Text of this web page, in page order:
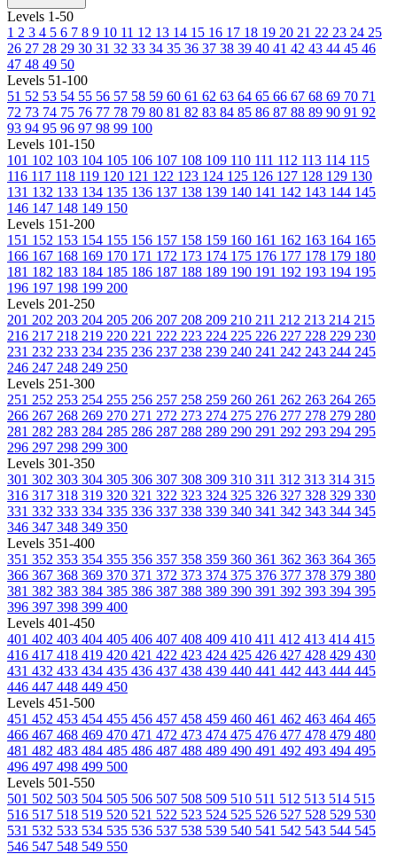
Levels 1-50
1 2 3 4 5 6 7 8 9 10 11 12 13 14 15 16 17 18 19 20 21 22 23 24 25
26 27 28 29 30 31 32 33 34 35 36 37 38 39 40 41 42 43 44 45 46
47 48 49 50
Levels 51-100
51 52 53 54 55 56 57 58 59 60 61 62 63 64 65 66 67 68 69 70 71
72 73 74 75 76 77 78 79 80 81 82 83 84 85 86 87 88 89 90 91 92
93 94 95 96 97 98 99 100
Levels 101-150
101 102 103 104 105 106 107 108 109 110 111 112 113 114 115
116 117 118 119 120 121 122 123 124 125 126 127 128 129 130
131 132 133 134 135 136 137 138 139 140 141 142 143 144 145
146 147 148 149 150
Levels 151-200
151 152 153 154 155 156 157 158 159 160 161 162 163 164 165
166 167 168 169 170 171 172 173 174 175 176 177 178 179 180
181 182 183 184 185 186 187 188 189 190 191 192 193 194 195
196 197 198 199 200
Levels 201-250
201 202 203 204 205 206 207 208 209 210 211 212 213 214 215
216 217 218 219 220 221 222 223 224 225 226 227 228 229 230
231 232 233 234 235 236 237 238 239 240 241 242 243 244 245
246 247 248 249 250
Levels 251-300
251 252 253 254 255 256 257 258 259 260 261 262 263 264 265
266 267 268 269 270 271 272 273 274 275 276 277 278 279 280
281 282 283 284 285 286 287 288 289 290 291 292 293 294 295
296 297 298 299 300
Levels 301-350
301 302 303 304 305 306 307 308 309 310 311 312 313 314 315
316 317 318 319 320 321 322 323 324 325 326 327 328 329 330
331 332 333 334 335 336 337 338 339 340 341 342 343 344 345
346 347 348 349 350
Levels 351-400
351 352 353 354 355 356 357 358 359 360 361 362 363 364 365
366 367 368 369 370 371 372 373 374 375 376 377 378 379 380
381 382 383 384 385 386 387 388 389 390 391 392 393 394 395
396 397 398 399 400
Levels 401-450
401 402 403 404 405 406 407 408 409 410 411 412 413 414 415
416 417 418 419 420 421 422 423 424 425 426 427 428 429 430
431 432 433 434 435 436 437 438 439 440 441 442 443 444 445
446 447 448 449 450
Levels 451-500
451 452 453 454 455 456 457 458 459 460 461 462 463 464 465
466 467 468 469 470 471 472 473 474 475 476 477 478 479 480
481 482 483 484 485 486 487 488 489 490 491 492 493 494 495
496 497 498 499 500
Levels 501-550
501 502 503 504 505 506 507 508 509 510 511 512 513 514 515
516 517 518 519 520 521 522 523 524 525 526 527 528 529 530
531 532 533 534 535 536 537 538 539 540 541 542 543 544 545
546 547 548 549 550